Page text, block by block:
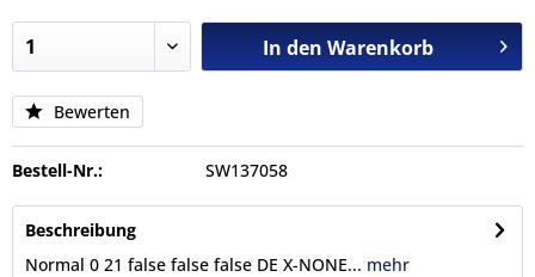
In den Warenkorb
Bewerten
Bestell-Nr.: SW137058
Beschreibung
Normal 0 21 false false false DE X-NONE... mehr